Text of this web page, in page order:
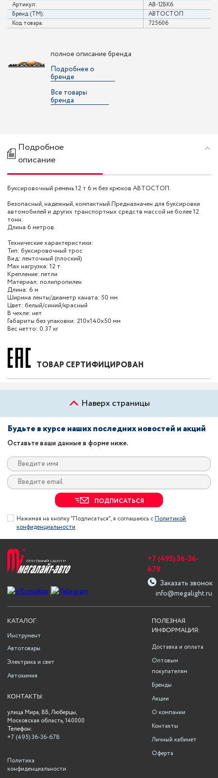
Артикул:
AB-12БК6
Бренд (ТМ):
АВТОСТОП
Код товара:
725606
полное описание бренда
Подробнее о
бренде
Все товары
бренда
Подробное
описание
Буксировочный ремень 12 т 6 м без крюков АВТОСТОП.
Безопасный, надежный, компактный.Предназначен для буксировки
автомобилей и других транспортных средств массой не более 12
тонн.
Длина 6 метров.
Технические характеристики:
Тип: буксировочный трос
Вид: ленточный (плоский)
Max нагрузка: 12 т
Крепление: петли
Материал: полипропилен
Длина: 6 м
Ширина ленты/диаметр каната: 50 мм
Цвет: белый/синий/красный
В чехле: нет
Габариты без упаковки: 210x140x50 мм
Вес нетто: 0.37 кг
ТОВАР СЕРТИФИЦИРОВАН
Наверх страницы
Будьте в курсе наших последних новостей и акций
Оставьте ваши данные в форме ниже.
ПОДПИСАТЬСЯ
Нажимая на кнопку "Подписаться", я соглашаюсь сПолитикой
конфиденциальности
info@megalight.ru
+7 (495) 36-36-
678
Заказать звонок
ПОЛЕЗНАЯ
ИНФОРМАЦИЯ:
Доставка и оплата
Оптовым
покупателям
Бренды
Акции
О компании
Контакты
Личный кабинет
Оферта
КАТАЛОГ:
Инструмент
Автотовары
Электрика и свет
Автохимия
КОНТАКТЫ:
улица Мира, 8Б, Люберцы,
Московская область, 140000
Телефон:
+7 (495) 36-36-678
Политика
конфиденциальности